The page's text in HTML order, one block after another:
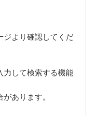
ジより確認してくだ
力して検索する機能
あります。